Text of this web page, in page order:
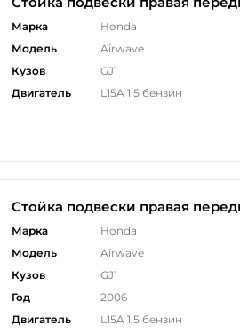
Марка
Honda
Модель
Airwave
Кузов
GJ1
Двигатель
L15A 1.5 бензин
Стойка подвески правая
Марка
Honda
Модель
Airwave
Кузов
GJ1
Год
2006
Двигатель
L15A 1.5 бензин